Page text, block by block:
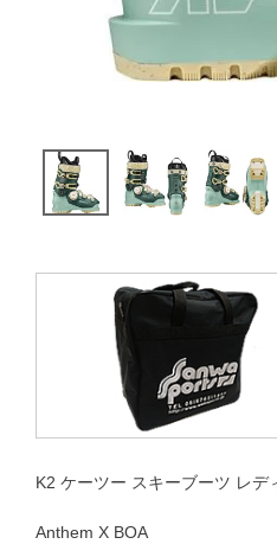
K2 ケーツー スキーブーツ レデ
Anthem X BOA